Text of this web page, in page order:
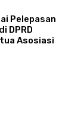
Pelepasan
DPRD
Asosiasi